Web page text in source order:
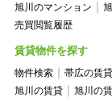
旭川のマンション
売買閲覧履歴
賃貸物件を探す
物件検索 帯広の賃貸
旭川の賃貸
旭川の